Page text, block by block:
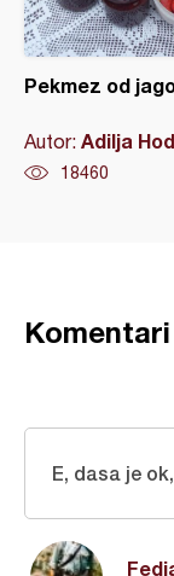
Pekmez od
Autor: Adilja
18460
Komentari
E, dasa je